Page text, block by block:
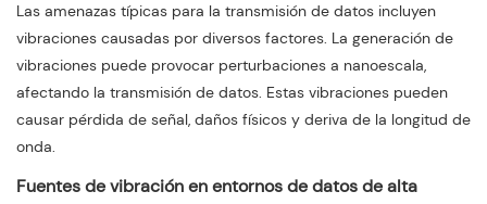
Las amenazas típicas para la transmisión de datos incluyen
vibraciones causadas por diversos factores. La generación de
vibraciones puede provocar perturbaciones a nanoescala,
afectando la transmisión de datos. Estas vibraciones pueden
causar pérdida de señal, daños físicos y deriva de la longitud de
onda.
Fuentes de vibración en entornos de datos de alta